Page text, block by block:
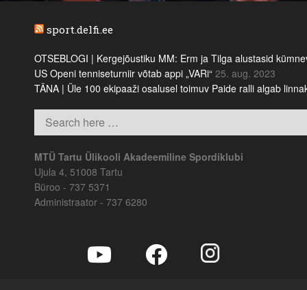
sport.delfi.ee
OTSEBLOGI | Kergejõustiku MM: Erm ja Tilga alustasid
US Openi tenniseturniir võtab appi „VARi“ 25. aug. 2023
TÄNA | Üle 100 ekipaaži osalusel toimuv Paide ralli algab
MTÜ Tartu Ülikooli Akadeemiline Spordiklubi
Ujula 4, 51008 Tartu
Büroo - 737 5371
Administraator - 737 6280